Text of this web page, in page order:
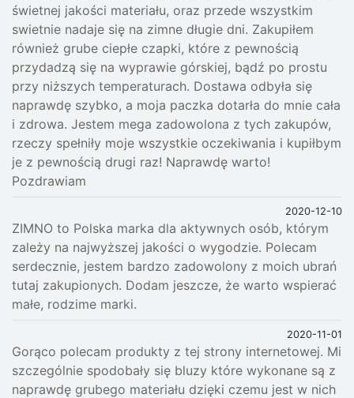
świetnej jakości materiału, oraz przede wszystkim
swietnie nadaje się na zimne długie dni. Zakupiłem
również grube ciepłe czapki, które z pewnością
przydadzą się na wyprawie górskiej, bądź po prostu
przy niższych temperaturach. Dostawa odbyła się
naprawdę szybko, a moja paczka dotarła do mnie cała
i zdrowa. Jestem mega zadowolona z tych zakupów,
rzeczy spełniły moje wszystkie oczekiwania i kupiłbym
je z pewnością drugi raz! Naprawdę warto!
Pozdrawiam
2020-12-10
ZIMNO to Polska marka dla aktywnych osób, którym
zależy na najwyższej jakości o wygodzie. Polecam
serdecznie, jestem bardzo zadowolony z moich ubrań
tutaj zakupionych. Dodam jeszcze, że warto wspierać
małe, rodzime marki.
2020-11-01
Gorąco polecam produkty z tej strony internetowej. Mi
szczególnie spodobały się bluzy które wykonane są z
naprawdę grubego materiału dzięki czemu jest w nich